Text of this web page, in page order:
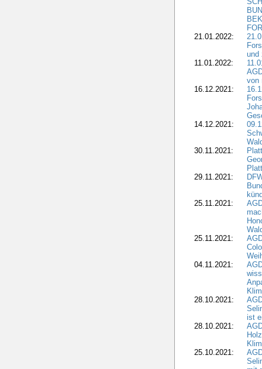
21.01.2022:
und
11.01.2022:
von
16.12.2021:
14.12.2021:
30.11.2021:
29.11.2021:
25.11.2021:
25.11.2021:
04.11.2021:
28.10.2021:
ist
28.10.2021:
25.10.2021: